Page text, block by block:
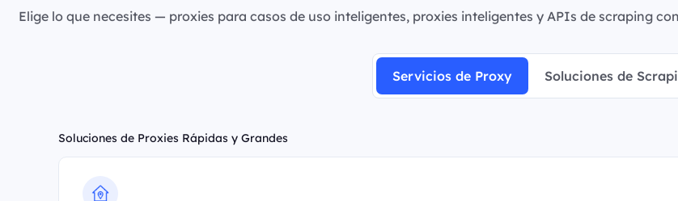
Elige lo que necesites — proxies para casos de uso inteligentes, proxies inteligentes y APIs de scraping
Servicios de Proxy Soluciones de
Soluciones de Proxies Rápidas y Grandes